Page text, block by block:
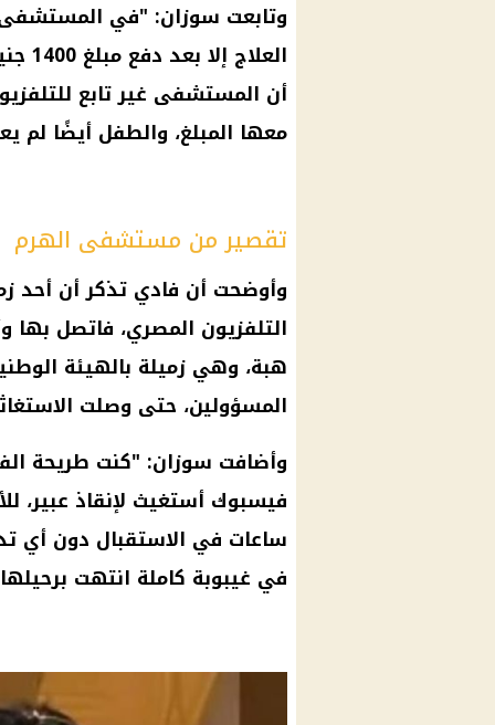
وتابعت سوزان: "في
أن المستشفى غير تابع
معها المبلغ، والطفل أيضًا
تقصير من مستشفى الهرم
وأوضحت أن فادي تذكر أن أحد
التلفزيون المصري، فاتصل بها
هبة، وهي زميلة بالهيئة
المسؤولين، حتى وصلت
وأضافت سوزان: "كنت طريحة
فيسبوك أستغيث لإنقاذ
ساعات في الاستقبال دون أي
في غيبوبة كاملة انتهت